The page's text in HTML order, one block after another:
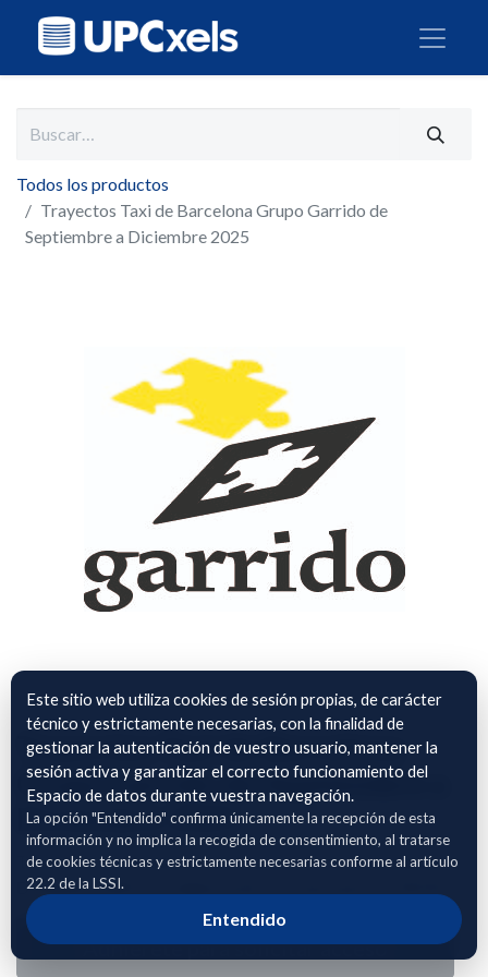
Todos los productos
Trayectos Taxi de Barcelona Grupo Garrido de
Septiembre a Diciembre 2025
Trayectos Taxi de Barcelona
Grupo Garrido de Septiembre a
Diciembre 2025
Trayectos Taxi de Barcelona Grupo Garrido de Septiembre a
Diciembre 2025 en colaboración con el proyecto I-MOVE
Adhierete para solicitar acceso
Este sitio web utiliza cookies de sesión propias, de carácter
técnico y estrictamente necesarias, con la finalidad de
gestionar la autenticación de vuestro usuario, mantener la
sesión activa y garantizar el correcto funcionamiento del
Espacio de datos durante vuestra navegación.
La opción "Entendido" confirma únicamente la recepción de esta
información y no implica la recogida de consentimiento, al tratarse
de cookies técnicas y estrictamente necesarias conforme al artículo
22.2 de la LSSI.
Entendido